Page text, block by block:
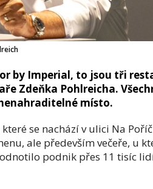
by Imperial, to jsou tři
Zdeňka Pohlreicha.
místo.
se nachází v ulici Na
ale především večeře, u
podnik přes 11 tisíc